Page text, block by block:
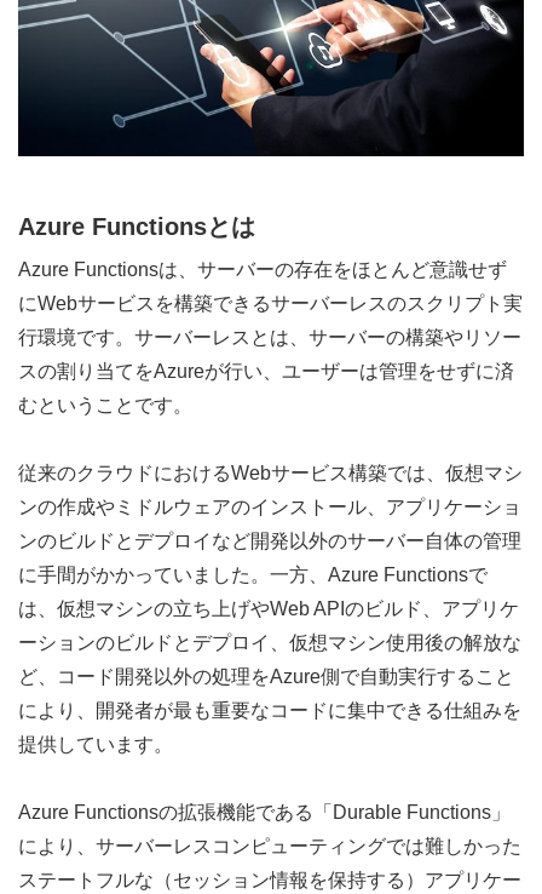
Azure Functionsとは
Azure Functionsは、サーバーの存在をほとんど意識せず
にWebサービスを構築できるサーバーレスのスクリプト実
行環境です。サーバーレスとは、サーバーの構築やリソー
スの割り当てをAzureが行い、ユーザーは管理をせずに済
むということです。
従来のクラウドにおけるWebサービス構築では、仮想マシ
ンの作成やミドルウェアのインストール、アプリケーショ
ンのビルドとデプロイなど開発以外のサーバー自体の管理
に手間がかかっていました。一方、Azure Functionsで
は、仮想マシンの立ち上げやWeb APIのビルド、アプリケ
ーションのビルドとデプロイ、仮想マシン使用後の解放な
ど、コード開発以外の処理をAzure側で自動実行すること
により、開発者が最も重要なコードに集中できる仕組みを
提供しています。
Azure Functionsの拡張機能である「Durable Functions」
により、サーバーレスコンピューティングでは難しかった
ステートフルな（セッション情報を保持する）アプリケー